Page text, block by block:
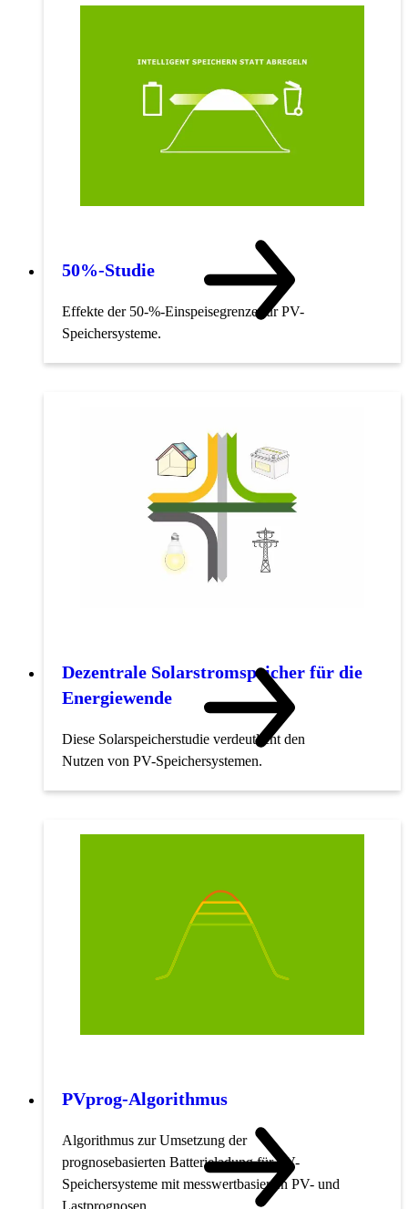
50%-Studie
Effekte der 50-%-Einspeisegrenze für PV-
Speichersysteme.
Dezentrale Solarstromspeicher für die
Energiewende
Diese Solarspeicherstudie verdeutlicht den
Nutzen von PV-Speichersystemen.
PVprog-Algorithmus
Algorithmus zur Umsetzung der
prognosebasierten Batterieladung für PV-
Speichersysteme mit messwertbasierten PV- und
Lastprognosen